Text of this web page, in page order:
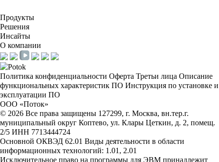
Продукты
Решения
Инсайты
О компании
Политика конфиденциальности Оферта Третьи лица Описание
функциональных характеристик ПО Инструкция по установке и
эксплуатации ПО
ООО «Поток»
© 2026 Все права защищены 127299, г. Москва, вн.тер.г.
муниципальный округ Коптево, ул. Клары Цеткин, д. 2, помещ.
2/5 ИНН 7713444724
Основной ОКВЭД 62.01 Виды деятельности в области
информационных технологий: 1.01, 2.01
Исключительное право на программы для ЭВМ принадлежит